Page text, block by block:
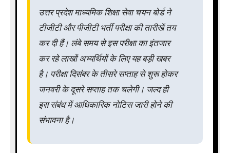
उत्तर प्रदेश माध्यमिक शिक्षा सेवा चयन बोर्ड ने
टीजीटी और पीजीटी भर्ती परीक्षा की तारीखें तय
कर दी हैं। लंबे समय से इस परीक्षा का इंतजार
कर रहे लाखों अभ्यर्थियों के लिए यह बड़ी खबर
है। परीक्षा दिसंबर के तीसरे सप्ताह से शुरू होकर
जनवरी के दूसरे सप्ताह तक चलेगी। जल्द ही
इस संबंध में आधिकारिक नोटिस जारी होने की
संभावना है।